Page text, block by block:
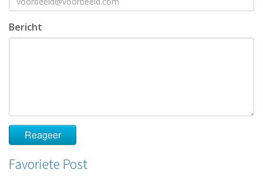
Bericht
Favoriete Post